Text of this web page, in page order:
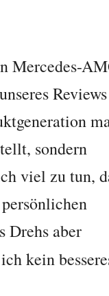
Mercedes-
sondern
viel zu tun,
Drehs aber
kein